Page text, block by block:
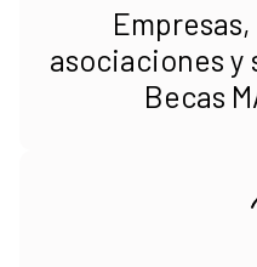
asociaciones y
Becas